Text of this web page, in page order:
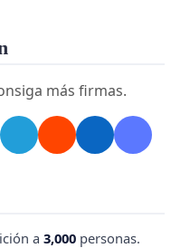
más firmas.
a 3,000 personas.